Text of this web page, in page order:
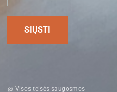
@ Visos teisės saugosmos